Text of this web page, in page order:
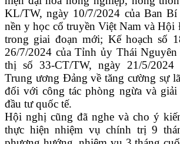
KL/TW, ngày 10/7/2024 của Ban
nền y học cổ truyền Việt Nam và
trong giai đoạn mới; Kế hoạch số
26/7/2024 của Tỉnh ủy Thái
thị số 33-CT/TW, ngày 21/5/
Trung ương Đảng về tăng cường sự
đối với công tác phòng ngừa và giải
đầu tư quốc tế.
Hội nghị cũng đã nghe và cho ý
thực hiện nhiệm vụ chính trị 9